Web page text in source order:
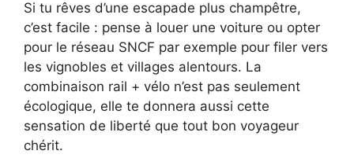
Si tu rêves d’une escapade plus champêtre,
c’est facile : pense à louer une voiture ou opter
pour le réseau SNCF par exemple pour filer vers
les vignobles et villages alentours. La
combinaison rail + vélo n’est pas seulement
écologique, elle te donnera aussi cette
sensation de liberté que tout bon voyageur
chérit.